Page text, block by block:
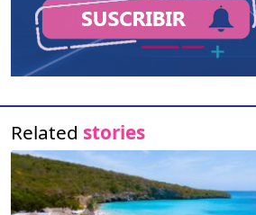
Related stories